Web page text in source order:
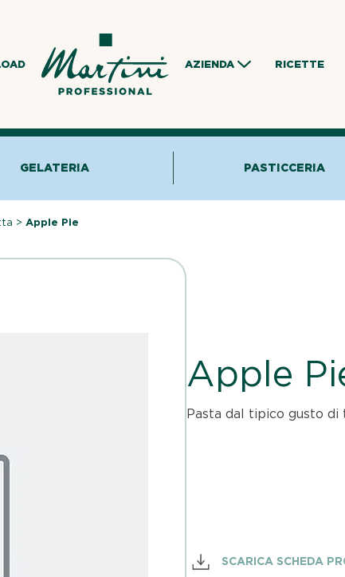
AZIENDA RICETTE
GELATERIA PASTICCERIA
>Apple Pie
Apple
Pasta dal tipico gusto di
SCARICA SCHEDA